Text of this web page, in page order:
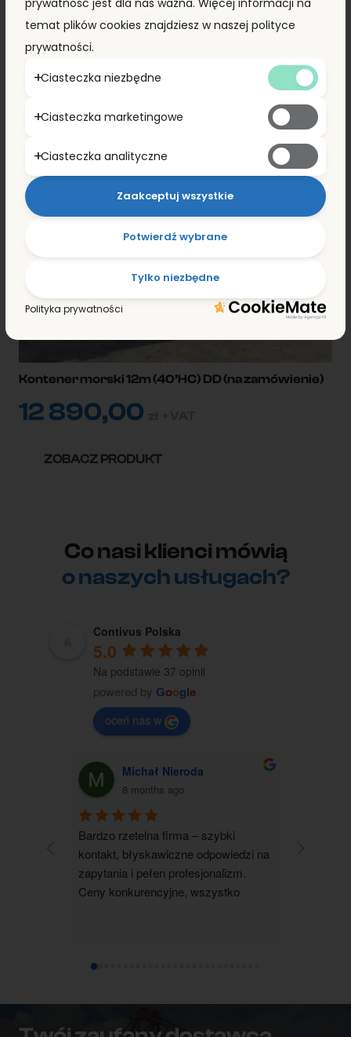
Kontener morski 12m (40’HC) DD (na zamówienie)
12 890,00
ZOBACZ PRODUKT
Co nasi klienci mówią
o naszych usługach?
Contivus Polska
5.0
Na podstawie 37 opinii
powered by Google
oceń nas w
Michał Nieroda
8 months ago
Bardzo rzetelna firma – szybki
kontakt, błyskawiczne odpowiedzi na
zapytania i pełen profesjonalizm.
Ceny konkurencyjne, wszystko
prywatność jest dla nas ważna. Więcej informacji na
temat plików cookies znajdziesz w naszej polityce
prywatności.
Ciasteczka niezbędne
Ciasteczka marketingowe
Ciasteczka analityczne
Tylko niezbędne
Potwierdź wybrane
Zaakceptuj wszystkie
Polityka prywatności